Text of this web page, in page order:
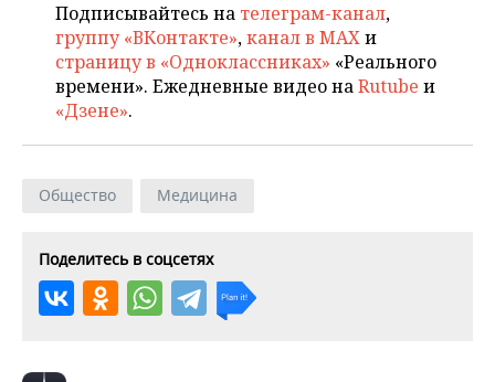
Подписывайтесь на телеграм-канал,
группу «ВКонтакте»,канал в MAXи
страницу в «Одноклассниках» «Реального
времени». Ежедневные видео наRutube и
«Дзене».
Общество Медицина
Поделитесь в соцсетях